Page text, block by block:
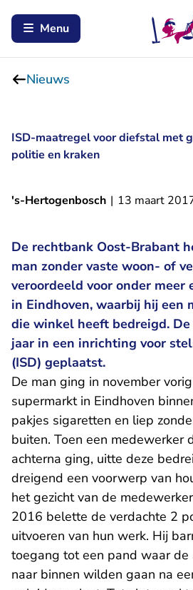
Menu
Nieuws
ISD-maatregel voor diefstal met
politie en kraken
's-Hertogenbosch | 13 maart
De rechtbank Oost-Brabant
man zonder vaste woon- of
veroordeeld voor onder
in Eindhoven, waarbij hij een
die winkel heeft bedreigd.
jaar in een inrichting voor
(ISD) geplaatst.
De man ging in november
supermarkt in Eindhoven
pakjes sigaretten en liep
buiten. Toen een medewerker
achterna ging, uitte deze
dreigend een voorwerp van
het gezicht van de
2016 belette de verdachte 2
uitvoeren van hun werk. Hij
toegang tot een pand waar de
naar binnen wilden gaan na